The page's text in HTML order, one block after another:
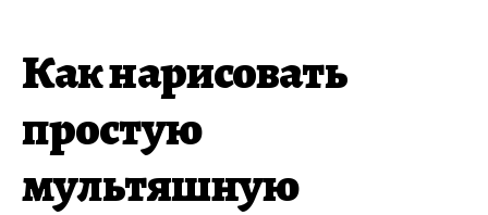
Как нарисовать
простую
мультяшную